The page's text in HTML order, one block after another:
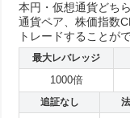
本円・仮想通貨どち
通貨ペア、株価指数
トレードすることが
最大レバレッジ
1000倍
追証なし